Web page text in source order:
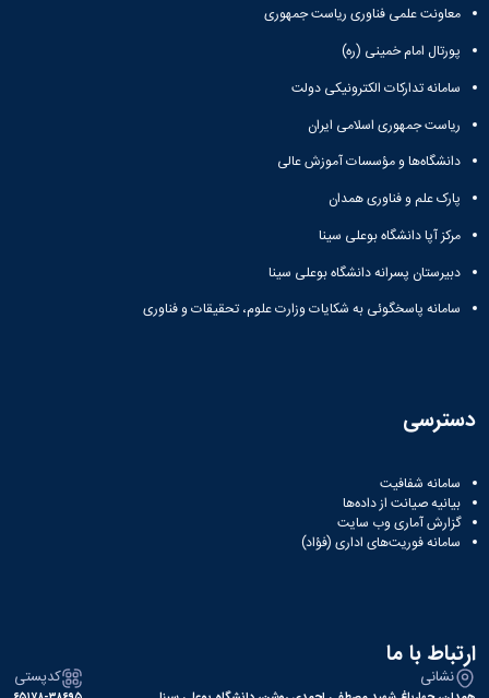
معاونت علمی فناوری ریاست جمهوری
پورتال امام خمینی (ره)
سامانه تدارکات الکترونیکی دولت
ریاست جمهوری اسلامی ایران
دانشگاه‌ها و مؤسسات آموزش عالی
پارک علم و فناوری همدان
مرکز آپا دانشگاه بوعلی سینا
دبیرستان پسرانه دانشگاه بوعلی سینا
سامانه پاسخگوئی به شکایات وزارت علوم، تحقیقات و فناوری
دسترسی
سامانه شفافیت
بیانیه صیانت از داده‌ها
گزارش آماری وب‌ سایت
سامانه فوریت‌های اداری (فؤاد)
ارتباط با ما
نشانی کدپستی